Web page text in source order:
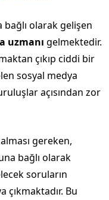
bağlı olarak gelişen
uzmanı gelmektedir.
çıkıp ciddi bir
sosyal medya
açısından zor
gereken,
bağlı olarak
soruların
çıkmaktadır. Bu